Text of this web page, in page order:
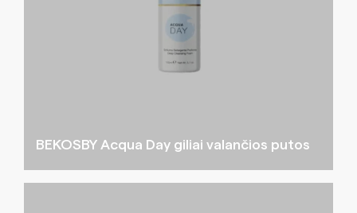
BEKOSBY Acqua Day giliai valančios putos